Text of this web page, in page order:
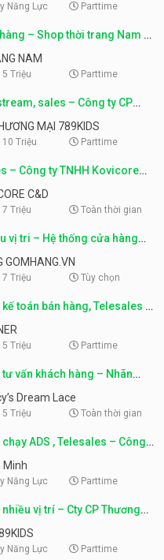
Năng Lực Parttime
– Shop thời trang Nam Q-
NAM
5 Triệu Parttime
sales – Công ty CP
MẠI 789KIDS
10 Triệu Parttime
– Công ty TNHH Kovicore
C&D
7 Triệu Toàn thời gian
vị tri – Hệ thống cửa hàng
GOMHANG.VN
7 Triệu Tùy chọn
kế toán bán hàng, Telesales –
5 Triệu Parttime
tư vấn khách hàng – Nhãn
Lace
Dream Lace
5 Triệu Toàn thời gian
ADS , Telesales – Công
Minh
Năng Lực Parttime
vị trí – Cty CP Thương
Năng Lực Parttime